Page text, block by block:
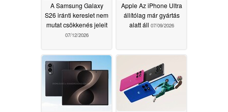
A Samsung Galaxy
S26 iránti kereslet nem
mutat csökkenés jeleit
07/12/2026
Apple Az iPhone Ultra
állítólag már gyártás
alatt áll 07/09/2026